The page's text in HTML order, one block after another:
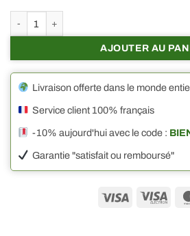
AJOUTER AU
Livraison offerte dans le monde
Service client 100% français
-10% aujourd'hui avec le code :
Garantie "satisfait ou remboursé"
Visa
Visa